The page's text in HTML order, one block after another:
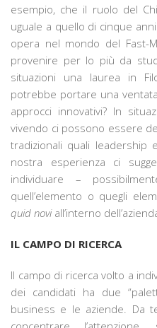
esempio, che il ruolo del
uguale a quello di cinque
opera nel mondo del Fast-
provenire per lo più da
situazioni una laurea in
potrebbe portare una
approcci innovativi? In
vivendo ci possono essere
tradizionali quali leadership
nostra esperienza ci
individuare –
quell’elemento o quegli
quid noviall’interno
IL CAMPO DI RICERCA
Il campo di ricerca volto a
dei candidati ha due
business e le aziende. Da